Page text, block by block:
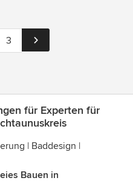
3
für Experten für
| Baddesign |
Bauen in